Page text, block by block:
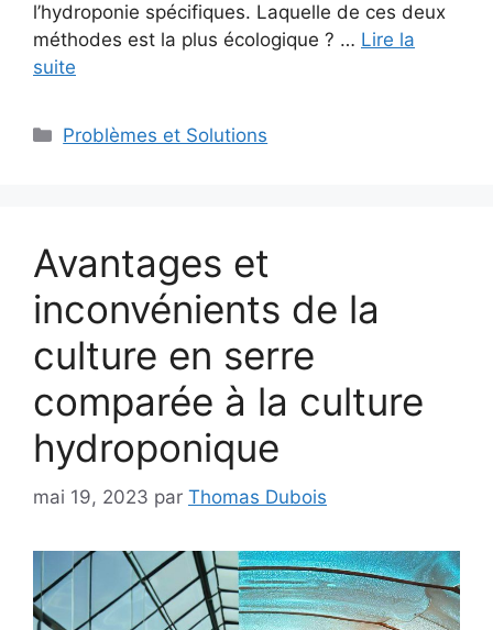
l’hydroponie spécifiques. Laquelle de ces deux
méthodes est la plus écologique ? … Lire la
suite
Catégories
Problèmes et Solutions
Avantages et
inconvénients de la
culture en serre
comparée à la culture
hydroponique
mai 19, 2023 par Thomas Dubois